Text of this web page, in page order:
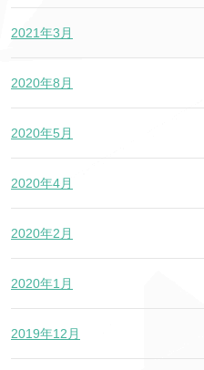
2021年3月
2020年8月
2020年5月
2020年4月
2020年2月
2020年1月
2019年12月